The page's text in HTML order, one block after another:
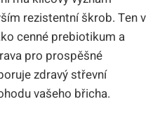
rezistentní škrob. Ten v
cenné prebiotikum a
pro prospěšné
zdravý střevní
vašeho břicha.